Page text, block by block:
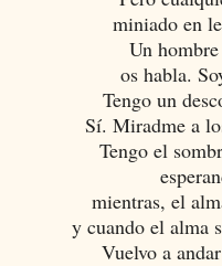
miniado en
Un
os habla.
Tengo un
Sí. Miradme a
Tengo el
mientras, el
y cuando el alma
Vuelvo a